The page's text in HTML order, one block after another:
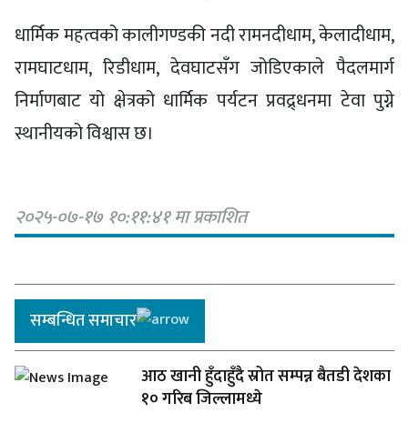
धार्मिक महत्वको कालीगण्डकी नदी रामनदीधाम, केलादीधाम,
रामघाटधाम, रिडीधाम, देवघाटसँग जोडिएकाले पैदलमार्ग
निर्माणबाट यो क्षेत्रको धार्मिक पर्यटन प्रवद्र्धनमा टेवा पुग्ने
स्थानीयको विश्वास छ।
२०२५-०७-१७ १०:११:४१ मा प्रकाशित
सम्बन्धित समाचार
आठ खानी हुँदाहुँदै स्रोत सम्पन्न बैतडी देशका
१० गरिब जिल्लामध्ये